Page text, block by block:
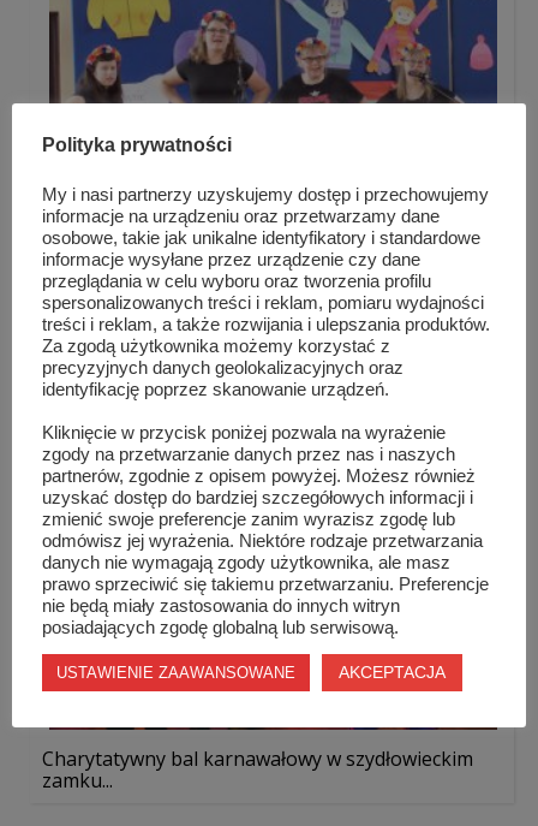
Projekt profilaktyczny „Każdy dzień to kolej...
Charytatywny bal karnawałowy w szydłowieckim
zamku...
Polityka prywatności
My i nasi partnerzy uzyskujemy dostęp i przechowujemy
informacje na urządzeniu oraz przetwarzamy dane
osobowe, takie jak unikalne identyfikatory i standardowe
informacje wysyłane przez urządzenie czy dane
przeglądania w celu wyboru oraz tworzenia profilu
spersonalizowanych treści i reklam, pomiaru wydajności
treści i reklam, a także rozwijania i ulepszania produktów.
Za zgodą użytkownika możemy korzystać z
precyzyjnych danych geolokalizacyjnych oraz
identyfikację poprzez skanowanie urządzeń.
Kliknięcie w przycisk poniżej pozwala na wyrażenie
zgody na przetwarzanie danych przez nas i naszych
partnerów, zgodnie z opisem powyżej. Możesz również
uzyskać dostęp do bardziej szczegółowych informacji i
zmienić swoje preferencje zanim wyrazisz zgodę lub
odmówisz jej wyrażenia. Niektóre rodzaje przetwarzania
danych nie wymagają zgody użytkownika, ale masz
prawo sprzeciwić się takiemu przetwarzaniu. Preferencje
nie będą miały zastosowania do innych witryn
posiadających zgodę globalną lub serwisową.
USTAWIENIE ZAAWANSOWANE AKCEPTACJA